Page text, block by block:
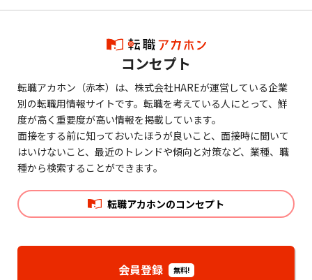
コンセプト
転職アカホン（赤本）は、株式会社HAREが運営している企業
別の転職用情報サイトです。転職を考えている人にとって、鮮
度が高く重要度が高い情報を掲載しています。
面接をする前に知っておいたほうが良いこと、面接時に聞いて
はいけないこと、最近のトレンドや傾向と対策など、業種、職
種から検索することができます。
転職アカホンのコンセプト
会員登録 無料!